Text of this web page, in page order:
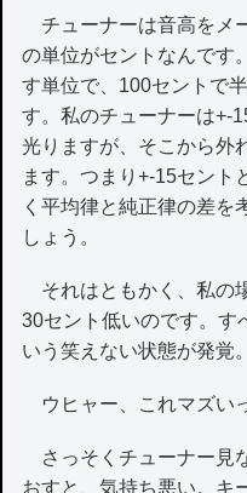
チューナーは音高をメ
の単位がセントなんです
す単位で、100セントで
す。私のチューナーは+-
光りますが、そこから外
ます。つまり+-15セント
く平均律と純正律の差を
しょう。
それはともかく、私の
30セント低いのです。す
いう笑えない状態が発覚。
ウヒャー、これマズい
さっそくチューナー見
おすと、気持ち悪い。キ